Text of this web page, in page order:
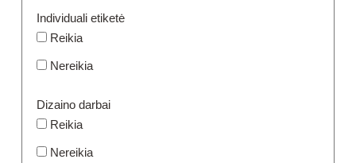
Individuali etiketė
Reikia
Nereikia
Dizaino darbai
Reikia
Nereikia